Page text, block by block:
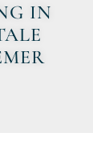
IN